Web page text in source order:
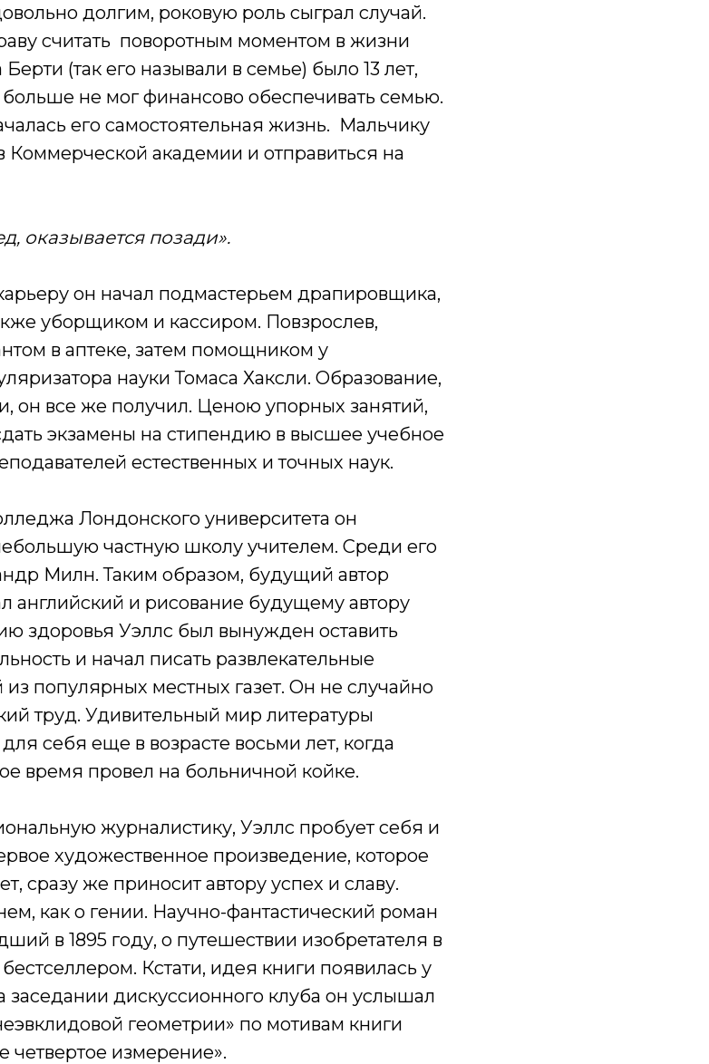
долгим, роковую роль сыграл случай.
считать поворотным моментом в жизни
(так его называли в семье) было 13 лет,
не мог финансово обеспечивать семью.
его самостоятельная жизнь. Мальчику
Коммерческой академии и отправиться на
оказывается позади».
он начал подмастерьем драпировщика,
уборщиком и кассиром. Повзрослев,
в аптеке, затем помощником у
науки Томаса Хаксли. Образование,
он все же получил. Ценою упорных занятий,
экзамены на стипендию в высшее учебное
естественных и точных наук.
Лондонского университета он
частную школу учителем. Среди его
Милн. Таким образом, будущий автор
английский и рисование будущему автору
здоровья Уэллс был вынужден оставить
и начал писать развлекательные
популярных местных газет. Он не случайно
труд. Удивительный мир литературы
себя еще в возрасте восьми лет, когда
время провел на больничной койке.
журналистику, Уэллс пробует себя и
художественное произведение, которое
сразу же приносит автору успех и славу.
как о гении. Научно-фантастический роман
в 1895 году, о путешествии изобретателя в
Кстати, идея книги появилась у
заседании дискуссионного клуба он услышал
геометрии» по мотивам книги
четвертое измерение».